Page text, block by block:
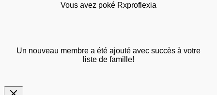
Vous avez poké Rxproflexia
Un nouveau membre a été ajouté avec succès à votre
liste de famille!